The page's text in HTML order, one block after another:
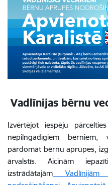
Vadlīnijas bērnu
Izvērtējot iespēju
nepilngadīgiem
pārdomāt bērnu aprūpes,
ārvalstīs. Aicinām
izstrādātajām Vadlīnijām